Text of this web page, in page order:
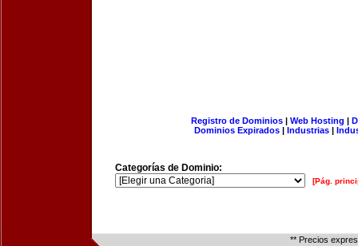
Registro de Dominios| Web Hosting |
Dominios Expirados | Industrias |
Categorías de Dominio:
[Pág.
** Precios